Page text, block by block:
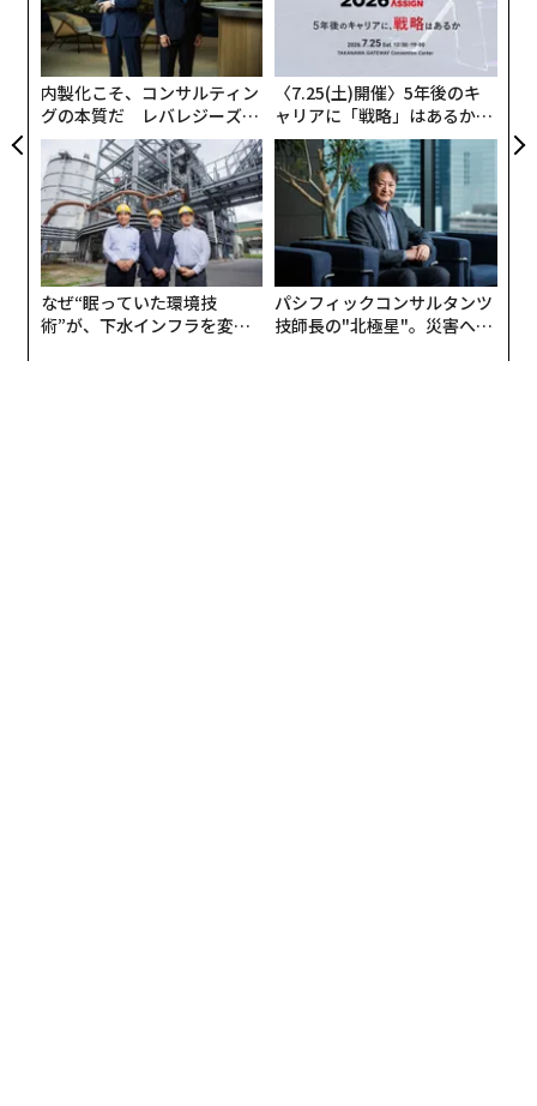
【米国株ウォッチ】アップルQ4決算は31日発表予定、iPhone 16の初動が
明らかに
次世代MacBook Proよりアップルには「もっと良いPC」があるじゃないか
タグ：
AI / 人工知能 iPhone スマートフォン
Apple/アップル
うわさ/リーク
Apple Intelligence
advertisement
iMacは、家族全員で使用するのに適したオールラウンド
なデスクトップコンピュータであり、M4チップの導入に
より、特にM1チップと比較して大幅に向上したパフォー
マンスを提供する。
内製化こそ、コンサルティン
グの本質だ レバレジーズが
実践する、次世代ファームの
全貌
〈7.25(土)開催〉5年後のキ
ャリアに「戦略」はあるか。
トップエグゼクティブのキャ
リアに触れる1日│CAREER S
UMMIT 2026
なぜ“眠っていた環境技
術”が、下水インフラを変え
パシフィックコンサルタンツ
技師長の"北極星"。災害への